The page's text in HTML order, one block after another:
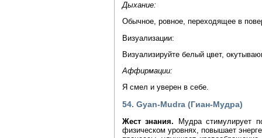
Дыхание:
Обычное, ровное, переходящее в
Визуализации:
Визуализируйте белый цвет,
Аффирмации:
Я смел и уверен в себе.
54. Gyan-Mudra (Гиан-Мудра)
Жест знания. Мудра стимулирует
физическом уровнях, повышает